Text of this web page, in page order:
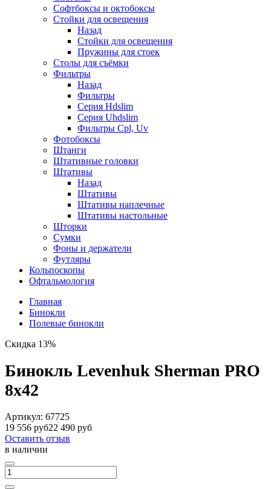
Софтбоксы и октобоксы
Стойки для освещения
Назад
Стойки для освещения
Пружины для стоек
Столы для съёмки
Фильтры
Назад
Фильтры
Серия Hdslim
Серия Uhdslim
Фильтры Cpl, Uv
Фотобоксы
Штанги
Штативные головки
Штативы
Назад
Штативы
Штативы наплечные
Штативы настольные
Шторки
Сумки
Фоны и держатели
Футляры
Кольпоскопы
Офтальмология
Главная
Бинокли
Полевые бинокли
Скидка 13%
Бинокль Levenhuk Sherman PRO
8x42
Артикул: 67725
19 556 руб22 490 руб
Оставить отзыв
в наличии